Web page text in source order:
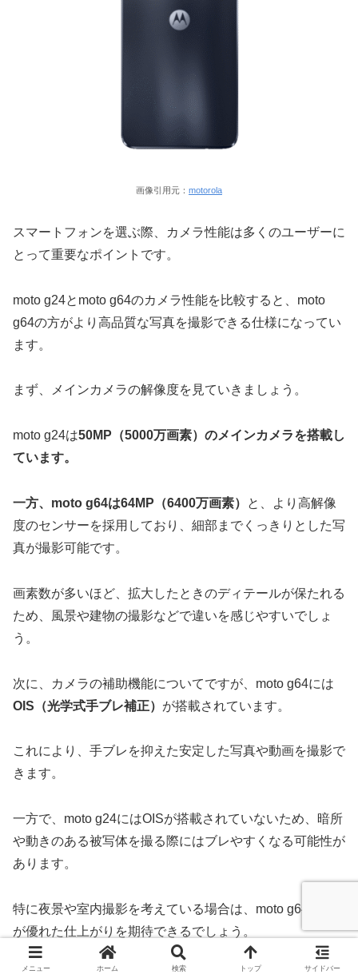
画像引用元： motorola
スマートフォンを選ぶ際、カメラ性能は多くのユーザーに
とって重要なポイントです。
moto g24とmoto g64のカメラ性能を比較すると、moto
g64の方がより高品質な写真を撮影できる仕様になってい
ます。
まず、メインカメラの解像度を見ていきましょう。
moto g24は50MP（5000万画素）のメインカメラを搭載し
ています。
一方、moto g64は64MP（6400万画素）
と、より高解像
度のセンサーを採用しており、細部までくっきりとした写
真が撮影可能です。
画素数が多いほど、拡大したときのディテールが保たれる
ため、風景や建物の撮影などで違いを感じやすいでしょ
う。
次に、カメラの補助機能についてですが、moto g64には
OIS（光学式手ブレ補正） が搭載されています。
これにより、手ブレを抑えた安定した写真や動画を撮影で
きます。
一方で、moto g24にはOISが搭載されていないため、暗所
や動きのある被写体を撮る際にはブレやすくなる可能性が
あります。
特に夜景や室内撮影を考えている場合は、moto g64の方
が優れた仕上がりを期待できるでしょう。
メニュー ホーム 検索 トップ サイドバー